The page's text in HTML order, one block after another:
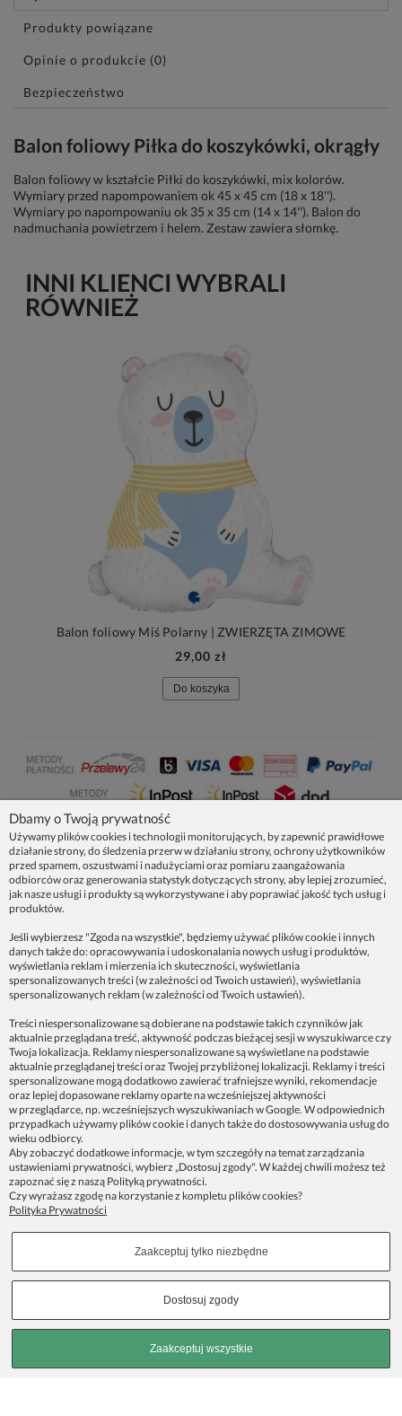
Produkty powiązane
Opinie o produkcie (0)
Bezpieczeństwo
Balon foliowy Piłka do koszykówki, okrągły
Balon foliowy w kształcie Piłki do koszykówki, mix kolorów.
Wymiary przed napompowaniem ok 45 x 45 cm (18 x 18'').
Wymiary po napompowaniu ok 35 x 35 cm (14 x 14''). Balon do
nadmuchania powietrzem i helem. Zestaw zawiera słomkę.
INNI KLIENCI WYBRALI
RÓWNIEŻ
Balon foliowy Miś Polarny | ZWIERZĘTA ZIMOWE
29,00 zł
Do koszyka
NASZE PRODUKTY
INFORMACJE
ZAINSPIRUJ SIĘ!
Dane firmy:
Spoko Motyw, Małgorzata Nowak-Staszak
ul. Skowronia 3D/4, 30-650 Kraków
NIP 7343314687
telefon: 512821491
e-mail:kontakt@spoko-motyw.pl
konto do wpłat przelewem:
92 1140 2004 0000 3202 7758 0405
Punkt odbioru zamówień:
Pracownia Spoko Motyw
budynku), 30-415 Kraków
Dołącz do nas w mediach społecznościowych!
Copyrights © 2023 - SPOKO-MOTYW.PL
Dbamy o Twoją prywatność
Używamy plików cookies i technologii monitorujących, by zapewnić prawidłowe
działanie strony, do śledzenia przerw w działaniu strony, ochrony użytkowników
przed spamem, oszustwami i nadużyciami oraz pomiaru zaangażowania
odbiorców oraz generowania statystyk dotyczących strony, aby lepiej zrozumieć,
jak nasze usługi i produkty są wykorzystywane i aby poprawiać jakość tych usług i
produktów.
Jeśli wybierzesz "Zgoda na wszystkie", będziemy używać plików cookie i innych
danych także do: opracowywania i udoskonalania nowych usług i produktów,
wyświetlania reklam i mierzenia ich skuteczności, wyświetlania
spersonalizowanych treści (w zależności od Twoich ustawień), wyświetlania
spersonalizowanych reklam (w zależności od Twoich ustawień).
Treści niespersonalizowane są dobierane na podstawie takich czynników jak
aktualnie przeglądana treść, aktywność podczas bieżącej sesji w wyszukiwarce czy
Twoja lokalizacja. Reklamy niespersonalizowane są wyświetlane na podstawie
aktualnie przeglądanej treści oraz Twojej przybliżonej lokalizacji. Reklamy i treści
spersonalizowane mogą dodatkowo zawierać trafniejsze wyniki, rekomendacje
oraz lepiej dopasowane reklamy oparte na wcześniejszej aktywności
w przeglądarce, np. wcześniejszych wyszukiwaniach w Google. W odpowiednich
przypadkach używamy plików cookie i danych także do dostosowywania usług do
wieku odbiorcy.
Aby zobaczyć dodatkowe informacje, w tym szczegóły na temat zarządzania
ustawieniami prywatności, wybierz „Dostosuj zgody". W każdej chwili możesz też
zapoznać się z naszą Polityką prywatności.
Czy wyrażasz zgodę na korzystanie z kompletu plików cookies?
Polityka Prywatności
Zaakceptuj tylko niezbędne
Dostosuj zgody
Zaakceptuj wszystkie